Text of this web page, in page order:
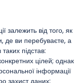
залежить від того, як
де ви перебуваєте, а
підстав:
цілей; однак
інформації
захист даних;